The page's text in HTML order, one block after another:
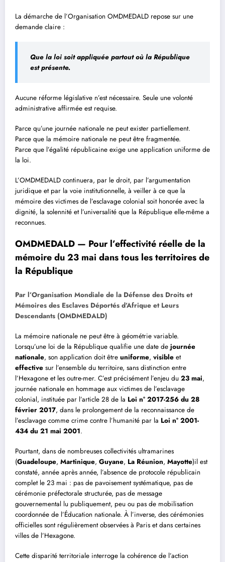
La démarche de l’Organisation OMDMEDALD repose sur une
demande claire :
Que la loi soit appliquée partout où la République
est présente.
Aucune réforme législative n’est nécessaire. Seule une volonté
administrative affirmée est requise.
Parce qu’une journée nationale ne peut exister partiellement.
Parce que la mémoire nationale ne peut être fragmentée.
Parce que l’égalité républicaine exige une application uniforme de
la loi.
L’OMDMEDALD continuera, par le droit, par l’argumentation
juridique et par la voie institutionnelle, à veiller à ce que la
mémoire des victimes de l’esclavage colonial soit honorée avec la
dignité, la solennité et l’universalité que la République elle-même a
reconnues.
OMDMEDALD — Pour l’effectivité réelle de la
mémoire du 23 mai dans tous les territoires de
la République
Par l’Organisation Mondiale de la Défense des Droits et
Mémoires des Esclaves Déportés d’Afrique et Leurs
Descendants (OMDMEDALD)
La mémoire nationale ne peut être à géométrie variable.
Lorsqu’une loi de la République qualifie une date de journée
nationale, son application doit être uniforme, visible et
effective sur l’ensemble du territoire, sans distinction entre
l’Hexagone et les outre-mer. C’est précisément l’enjeu du 23 mai,
journée nationale en hommage aux victimes de l’esclavage
colonial, instituée par l’article 28 de la Loi n° 2017-256 du 28
février 2017, dans le prolongement de la reconnaissance de
l’esclavage comme crime contre l’humanité par la Loi n° 2001-
434 du 21 mai 2001.
Pourtant, dans de nombreuses collectivités ultramarines
(Guadeloupe, Martinique, Guyane, La Réunion, Mayotte)il est
constaté, année après année, l’absence de protocole républicain
complet le 23 mai : pas de pavoisement systématique, pas de
cérémonie préfectorale structurée, pas de message
gouvernemental lu publiquement, peu ou pas de mobilisation
coordonnée de l’Éducation nationale. À l’inverse, des cérémonies
officielles sont régulièrement observées à Paris et dans certaines
villes de l’Hexagone.
Cette disparité territoriale interroge la cohérence de l’action